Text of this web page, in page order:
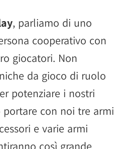
, parliamo di uno
cooperativo con
giocatori. Non
da gioco di ruolo
potenziare i nostri
portare con noi tre armi
e varie armi
così grande